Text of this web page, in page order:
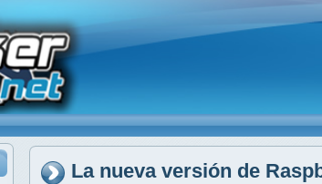
La nueva versión de